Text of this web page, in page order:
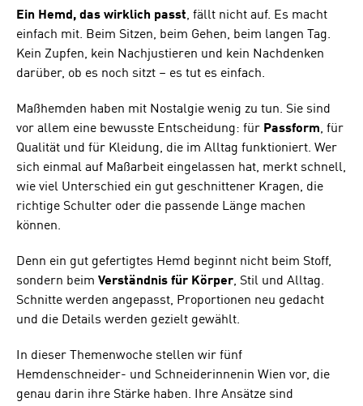
Ein Hemd, das wirklich passt, fällt nicht auf. Es macht
einfach mit. Beim Sitzen, beim Gehen, beim langen Tag.
Kein Zupfen, kein Nachjustieren und kein Nachdenken
darüber, ob es noch sitzt – es tut es einfach.
Maßhemden haben mit Nostalgie wenig zu tun. Sie sind
vor allem eine bewusste Entscheidung: für Passform, für
Qualität und für Kleidung, die im Alltag funktioniert. Wer
sich einmal auf Maßarbeit eingelassen hat, merkt schnell,
wie viel Unterschied ein gut geschnittener Kragen, die
richtige Schulter oder die passende Länge machen
können.
Denn ein gut gefertigtes Hemd beginnt nicht beim Stoff,
sondern beim Verständnis für Körper, Stil und Alltag.
Schnitte werden angepasst, Proportionen neu gedacht
und die Details werden gezielt gewählt.
In dieser Themenwoche stellen wir fünf
Hemdenschneider- und Schneiderinnenin Wien vor, die
genau darin ihre Stärke haben. Ihre Ansätze sind